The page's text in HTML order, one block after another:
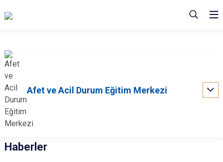
Afet ve Acil Durum Eğitim Merkezi
Haberler